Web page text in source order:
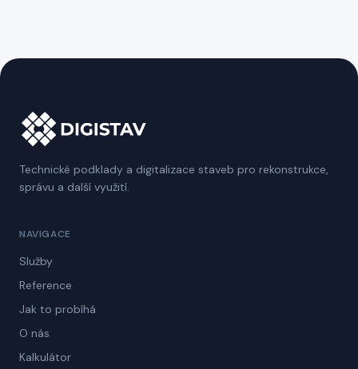
Technické podklady a digitalizace staveb pro rekonstrukce,
správu a další využití.
NAVIGACE
Služby
Reference
Jak to probíhá
O nás
Kalkulátor